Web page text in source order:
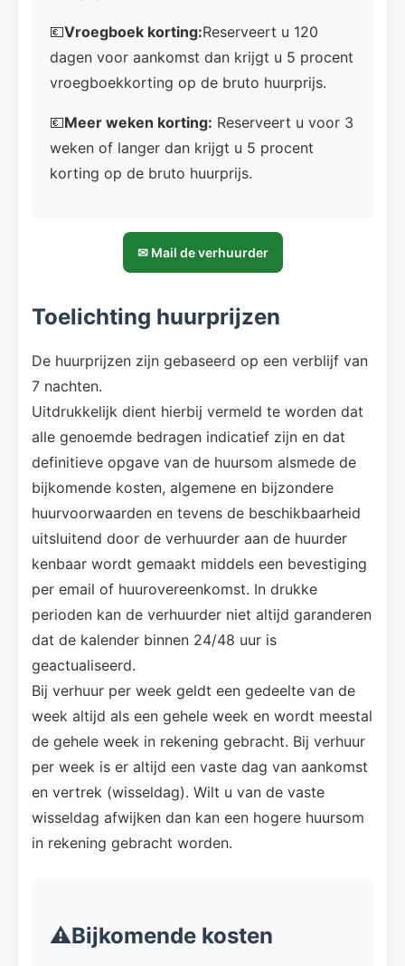
💶Vroegboek korting:Reserveert u 120
dagen voor aankomst dan krijgt u 5 procent
vroegboekkorting op de bruto huurprijs.
💶Meer weken korting: Reserveert u voor 3
weken of langer dan krijgt u 5 procent
korting op de bruto huurprijs.
✉ Mail de verhuurder
Toelichting huurprijzen
De huurprijzen zijn gebaseerd op een verblijf van
7 nachten.
Uitdrukkelijk dient hierbij vermeld te worden dat
alle genoemde bedragen indicatief zijn en dat
definitieve opgave van de huursom alsmede de
bijkomende kosten, algemene en bijzondere
huurvoorwaarden en tevens de beschikbaarheid
uitsluitend door de verhuurder aan de huurder
kenbaar wordt gemaakt middels een bevestiging
per email of huurovereenkomst. In drukke
perioden kan de verhuurder niet altijd garanderen
dat de kalender binnen 24/48 uur is
geactualiseerd.
Bij verhuur per week geldt een gedeelte van de
week altijd als een gehele week en wordt meestal
de gehele week in rekening gebracht. Bij verhuur
per week is er altijd een vaste dag van aankomst
en vertrek (wisseldag). Wilt u van de vaste
wisseldag afwijken dan kan een hogere huursom
in rekening gebracht worden.
⚠️Bijkomende kosten